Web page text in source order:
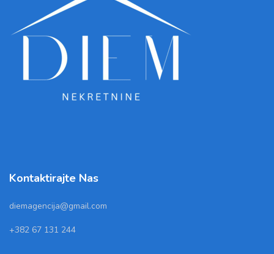
Kontaktirajte Nas
diemagencija@gmail.com
+382 67 131 244